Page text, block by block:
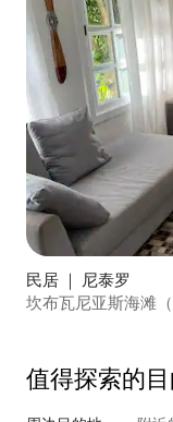
民居 ｜ 尼泰罗
坎布瓦尼亚斯海滩
值得探索的